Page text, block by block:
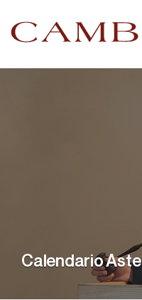
Calendario Aste